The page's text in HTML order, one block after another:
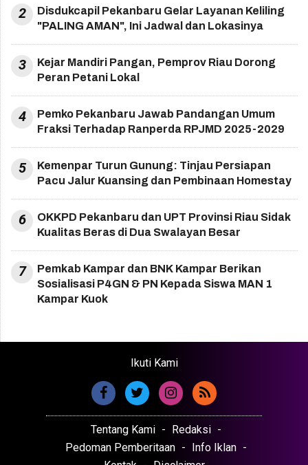
2
Disdukcapil Pekanbaru Gelar Layanan Keliling
"PALING AMAN", Ini Jadwal dan Lokasinya
3
Kejar Mandiri Pangan, Pemprov Riau Dorong
Peran Petani Lokal
4
Pemko Pekanbaru Jawab Pandangan Umum
Fraksi Terhadap Ranperda RPJMD 2025-2029
5
Kemenpar Turun Gunung: Tinjau Persiapan
Pacu Jalur Kuansing dan Pembinaan Homestay
6
OKKPD Pekanbaru dan UPT Provinsi Riau Sidak
Kualitas Beras di Dua Swalayan Besar
7
Pemkab Kampar dan BNK Kampar Berikan
Sosialisasi P4GN & PN Kepada Siswa MAN 1
Kampar Kuok
Ikuti Kami
Tentang Kami
Redaksi
Pedoman Pemberitaan
Info Iklan